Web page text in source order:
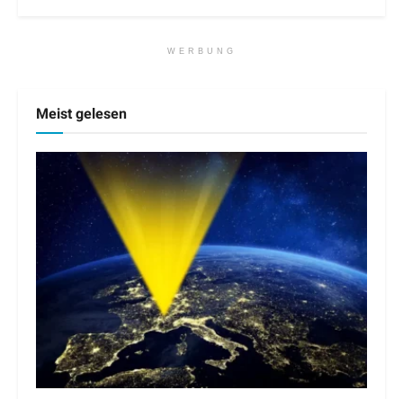
WERBUNG
Meist gelesen